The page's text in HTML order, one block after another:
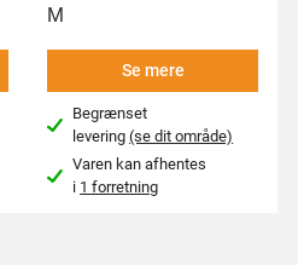
M
Se mere
Begrænset
levering(se dit område)
Varen kan afhentes
i 1 forretning